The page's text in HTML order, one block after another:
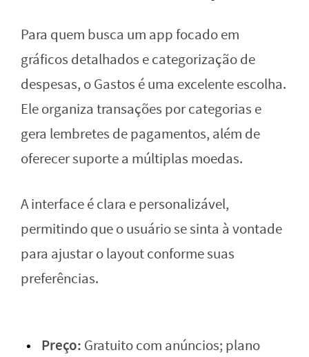
Para quem busca um app focado em
gráficos detalhados e categorização de
despesas, o Gastos é uma excelente escolha.
Ele organiza transações por categorias e
gera lembretes de pagamentos, além de
oferecer suporte a múltiplas moedas.
A interface é clara e personalizável,
permitindo que o usuário se sinta à vontade
para ajustar o layout conforme suas
preferências.
Preço: Gratuito com anúncios; plano